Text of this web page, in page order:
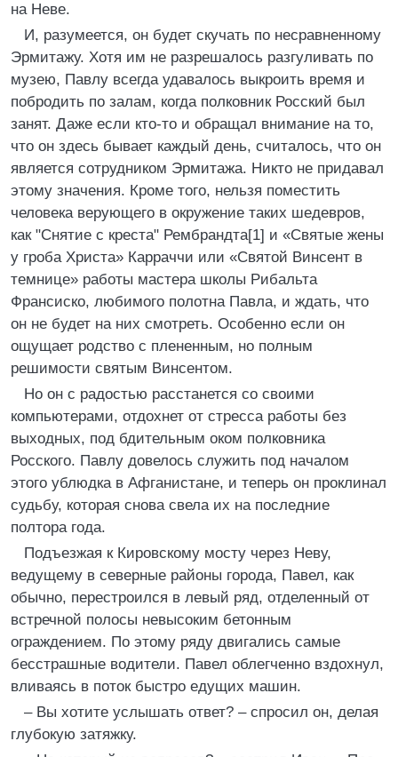
на Неве.
И, разумеется, он будет скучать по несравненному
Эрмитажу. Хотя им не разрешалось разгуливать по
музею, Павлу всегда удавалось выкроить время и
побродить по залам, когда полковник Росский был
занят. Даже если кто-то и обращал внимание на то,
что он здесь бывает каждый день, считалось, что он
является сотрудником Эрмитажа. Никто не придавал
этому значения. Кроме того, нельзя поместить
человека верующего в окружение таких шедевров,
как "Снятие с креста" Рембрандта[1] и «Святые жены
у гроба Христа» Карраччи или «Святой Винсент в
темнице» работы мастера школы Рибальта
Франсиско, любимого полотна Павла, и ждать, что
он не будет на них смотреть. Особенно если он
ощущает родство с плененным, но полным
решимости святым Винсентом.
Но он с радостью расстанется со своими
компьютерами, отдохнет от стресса работы без
выходных, под бдительным оком полковника
Росского. Павлу довелось служить под началом
этого ублюдка в Афганистане, и теперь он проклинал
судьбу, которая снова свела их на последние
полтора года.
Подъезжая к Кировскому мосту через Неву,
ведущему в северные районы города, Павел, как
обычно, перестроился в левый ряд, отделенный от
встречной полосы невысоким бетонным
ограждением. По этому ряду двигались самые
бесстрашные водители. Павел облегченно вздохнул,
вливаясь в поток быстро едущих машин.
– Вы хотите услышать ответ? – спросил он, делая
глубокую затяжку.